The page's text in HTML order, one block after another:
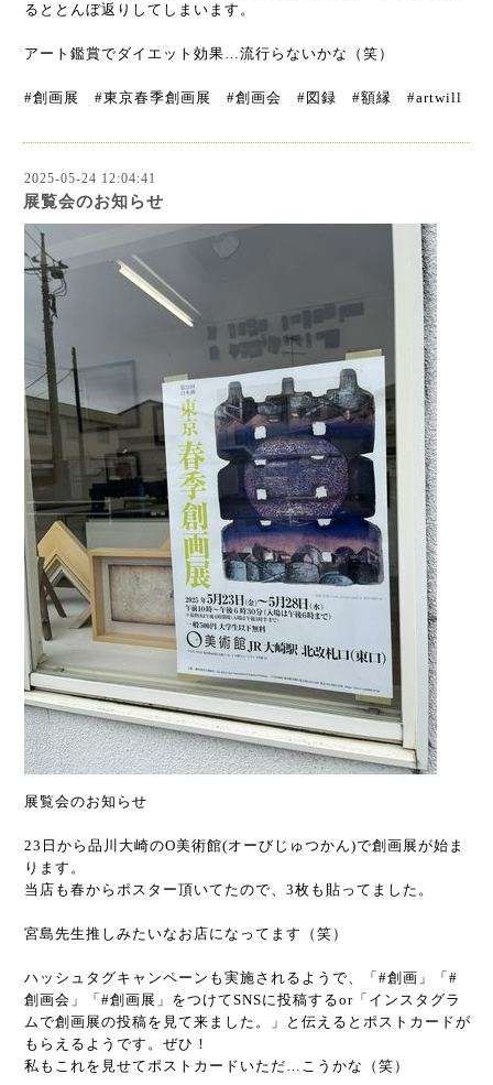
るととんぼ返りしてしまいます。
アート鑑賞でダイエット効果…流行らないかな（笑）
#創画展 #東京春季創画展 #創画会 #図録 #額縁 #artwill
2025-05-24 12:04:41
展覧会のお知らせ
展覧会のお知らせ
23日から品川大崎のO美術館(オーびじゅつかん)で創画展が始ま
ります。
当店も春からポスター頂いてたので、3枚も貼ってました。
宮島先生推しみたいなお店になってます（笑）
ハッシュタグキャンペーンも実施されるようで、「#創画」「#
創画会」「#創画展」をつけてSNSに投稿するor「インスタグラ
ムで創画展の投稿を見て来ました。」と伝えるとポストカードが
もらえるようです。ぜひ！
私もこれを見せてポストカードいただ…こうかな（笑）